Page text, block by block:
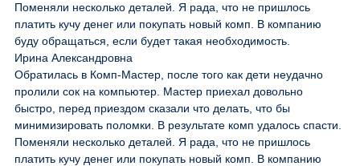
Поменяли несколько деталей. Я рада, что не пришлось
платить кучу денег или покупать новый комп. В компанию
буду обращаться, если будет такая необходимость.
Ирина Александровна
Обратилась в Комп-Мастер, после того как дети неудачно
пролили сок на компьютер. Мастер приехал довольно
быстро, перед приездом сказали что делать, что бы
минимизировать поломки. В результате комп удалось спасти.
Поменяли несколько деталей. Я рада, что не пришлось
платить кучу денег или покупать новый комп. В компанию